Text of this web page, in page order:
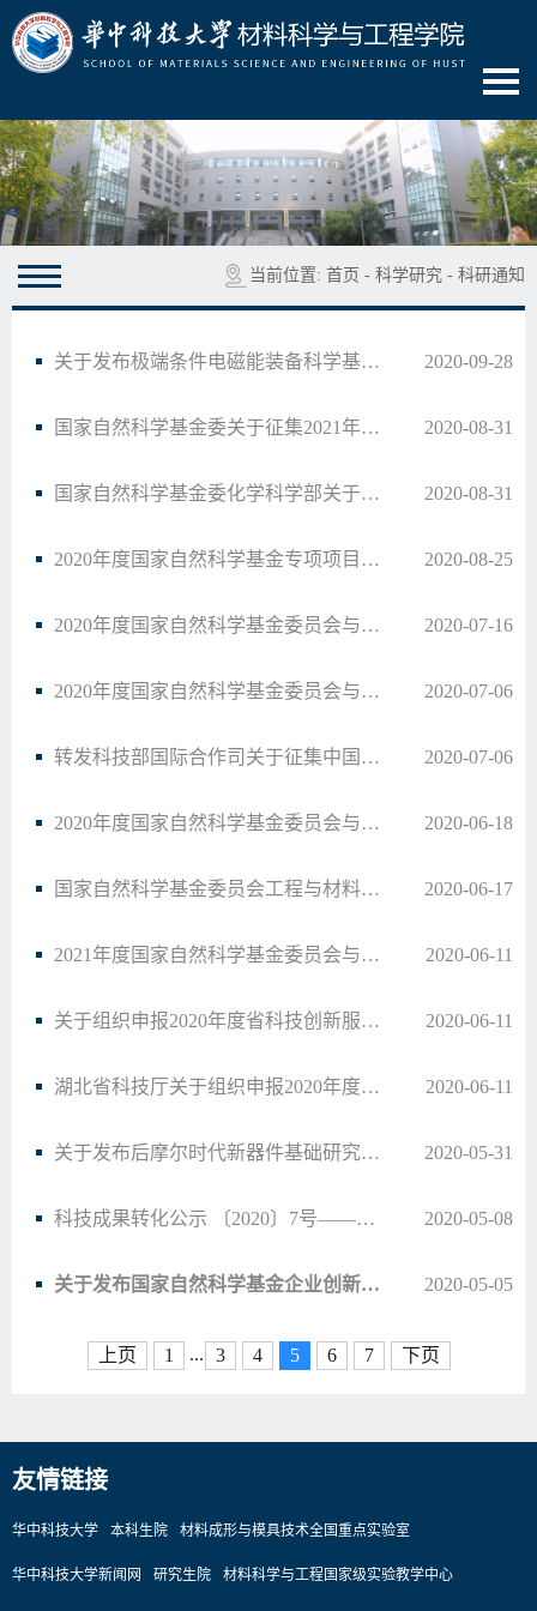
当前位置: 首页 - 科学研究 - 科研通知
关于发布极端条件电磁能装备科学基础重大研究计划2020年度项目指南的通告 2020-09-28
国家自然科学基金委关于征集2021年度化学科学领域重大项目立项建议的通告 2020-08-31
国家自然科学基金委化学科学部关于征集2021年度前沿导向重点项目/重点项目群立项建议的… 2020-08-31
2020年度国家自然科学基金专项项目指南——材料与结构内部全场力学参数精细测量技术与表… 2020-08-25
2020年度国家自然科学基金委员会与香港研究资助局青年学者论坛项目指南 2020-07-16
2020年度国家自然科学基金委员会与瑞典科研与教育国际合作基金会合作交流项目指南 2020-07-06
转发科技部国际合作司关于征集中国－匈牙利科技合作委员会第9届例会交流项目的通知 2020-07-06
2020年度国家自然科学基金委员会与俄罗斯科学基金会合作研究项目指南 2020-06-18
国家自然科学基金委员会工程与材料科学部关于2020年度第1期专项项目（科技活动项目）申… 2020-06-17
2021年度国家自然科学基金委员会与日本学术振兴会合作与交流项目征集指南 2020-06-11
关于组织申报2020年度省科技创新服务及人才专项软科学研究重点项目的通知 2020-06-11
湖北省科技厅关于组织申报2020年度省重点研发计划项目（第一批）的通知 2020-06-11
关于发布后摩尔时代新器件基础研究重大研究计划2020年度项目指南的通告 2020-05-31
科技成果转化公示 〔2020〕7号——气体传感 2020-05-08
关于发布国家自然科学基金企业创新发展联合基金2020年度项目指南（第二批）的通告 2020-05-05
上页 1 ... 3 4 5 6 7 下页
友情链接
华中科技大学 本科生院 材料成形与模具技术全国重点实验室
华中科技大学新闻网 研究生院 材料科学与工程国家级实验教学中心